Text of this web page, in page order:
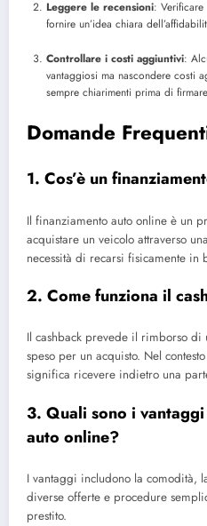
Leggere le recensioni:
fornire un’idea chiara
Controllare i costi aggiuntivi:
vantaggiosi ma nascondere costi
sempre chiarimenti prima di
Domande
1. Cos’è un
Il finanziamento auto online è un
acquistare un veicolo attraverso
necessità di recarsi fisicamente in
2. Come funziona il
Il cashback prevede il rimborso di
speso per un acquisto. Nel
significa ricevere indietro una
3. Quali sono i
auto online?
I vantaggi includono la comodità,
diverse offerte e procedure
prestito.